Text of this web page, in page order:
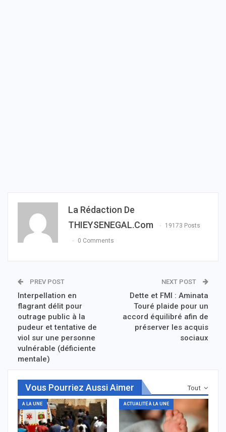
La Rédaction De
THIEYSENEGAL.com
19173 Posts
0 Comments
PREV POST
Interpellation en
flagrant délit pour
outrage public à la
pudeur et tentative de
viol sur une personne
vulnérable (déficiente
mentale)
NEXT POST
Dette et FMI : Aminata
Touré plaide pour un
accord équilibré afin de
préserver les acquis
sociaux
Tout
Vous Pourriez Aussi Aimer
A LA UNE ACTUALITÉ À LA UNE